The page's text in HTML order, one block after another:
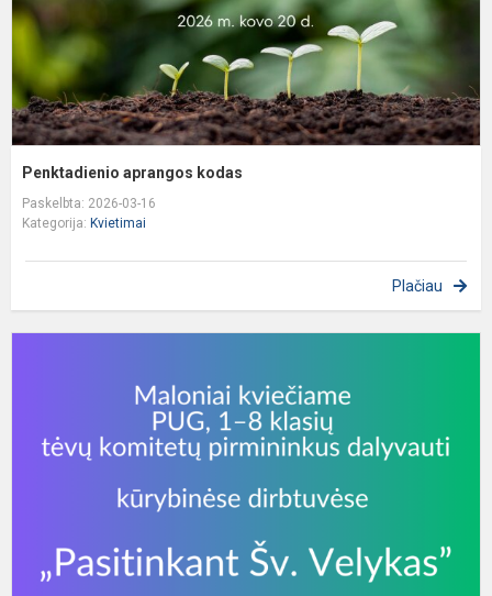
Penktadienio aprangos kodas
Paskelbta: 2026-03-16
Kategorija: Kvietimai
Plačiau